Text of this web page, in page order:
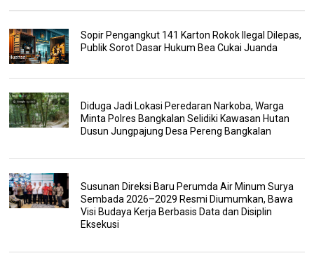
Sopir Pengangkut 141 Karton Rokok Ilegal Dilepas,
Publik Sorot Dasar Hukum Bea Cukai Juanda
Diduga Jadi Lokasi Peredaran Narkoba, Warga
Minta Polres Bangkalan Selidiki Kawasan Hutan
Dusun Jungpajung Desa Pereng Bangkalan
Susunan Direksi Baru Perumda Air Minum Surya
Sembada 2026–2029 Resmi Diumumkan, Bawa
Visi Budaya Kerja Berbasis Data dan Disiplin
Eksekusi